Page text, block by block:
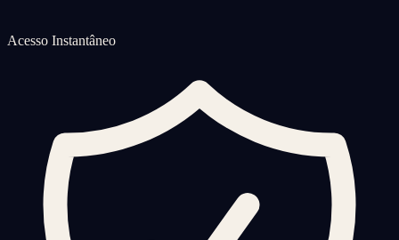
Acesso Instantâneo